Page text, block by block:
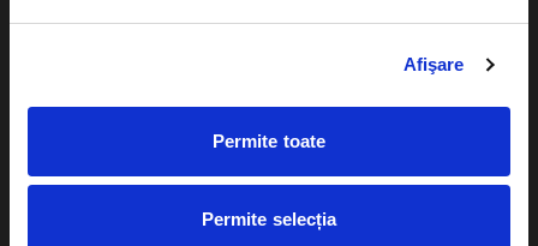
Afişare
Permite toate
Permite selecția
Cum comand bilete?
Plata online sau cash
eBilet printat acasa
Livrare prin curier
festivaluri
Pentru copii